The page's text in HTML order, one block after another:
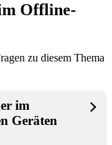
Offline-
zu diesem Thema
im
Geräten